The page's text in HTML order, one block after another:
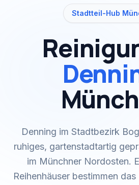
Stadtteil-Hub
Denning im Stadtbezirk
ruhiges, gartenstadtartig
im Münchner Nordosten.
Reihenhäuser bestimmen